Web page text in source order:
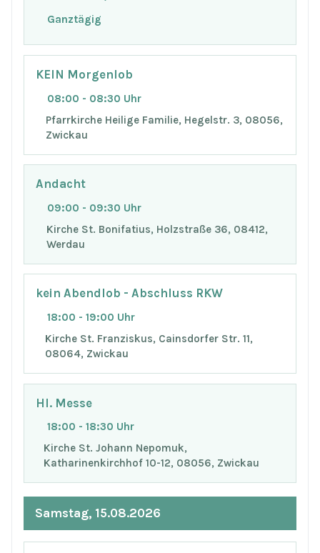
Ganztägig
KEIN Morgenlob
08:00 - 08:30 Uhr
Pfarrkirche Heilige Familie, Hegelstr. 3, 08056,
Zwickau
Andacht
09:00 - 09:30 Uhr
Kirche St. Bonifatius, Holzstraße 36, 08412,
Werdau
kein Abendlob - Abschluss RKW
18:00 - 19:00 Uhr
Kirche St. Franziskus, Cainsdorfer Str. 11,
08064, Zwickau
Hl. Messe
18:00 - 18:30 Uhr
Kirche St. Johann Nepomuk,
Katharinenkirchhof 10-12, 08056, Zwickau
Samstag, 15.08.2026